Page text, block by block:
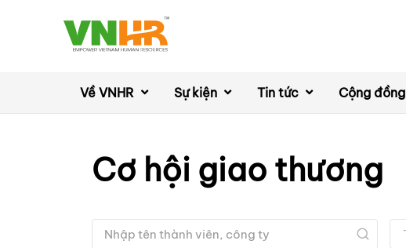
Về VNHR Sự kiện Tin tức Cộng đồng
Cơ hội giao thương